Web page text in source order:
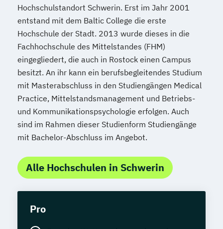
Hochschulstandort Schwerin. Erst im Jahr 2001
entstand mit dem Baltic College die erste
Hochschule der Stadt. 2013 wurde dieses in die
Fachhochschule des Mittelstandes (FHM)
eingegliedert, die auch in Rostock einen Campus
besitzt. An ihr kann ein berufsbegleitendes Studium
mit Masterabschluss in den Studiengängen Medical
Practice, Mittelstandsmanagement und Betriebs-
und Kommunikationspsychologie erfolgen. Auch
sind im Rahmen dieser Studienform Studiengänge
mit Bachelor-Abschluss im Angebot.
Alle Hochschulen in Schwerin
Pro